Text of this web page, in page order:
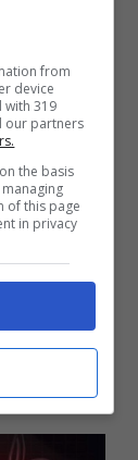
A
esposti,
from
device
with 319
our partners
the basis
of this page
in privacy